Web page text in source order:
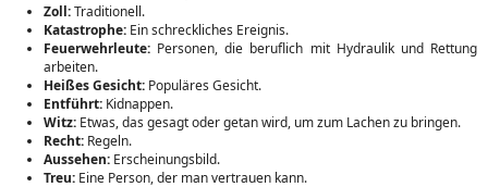
Zoll:Traditionell.
Katastrophe: Ein schreckliches Ereignis.
Feuerwehrleute: Personen, die beruflich mit Hydraulik und Rettung
arbeiten.
Heißes Gesicht: Populäres Gesicht.
Entführt: Kidnappen.
Witz: Etwas, das gesagt oder getan wird, um zum Lachen zu bringen.
Recht: Regeln.
Aussehen: Erscheinungsbild.
Treu: Eine Person, der man vertrauen kann.